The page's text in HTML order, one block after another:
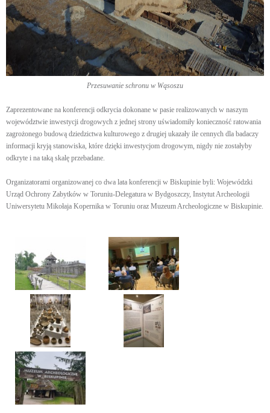
Przesuwanie schronu w Wąsoszu
Zaprezentowane na konferencji odkrycia dokonane w pasie realizowanych w naszym
województwie inwestycji drogowych z jednej strony uświadomiły konieczność ratowania
zagrożonego budową dziedzictwa kulturowego z drugiej ukazały ile cennych dla badaczy
informacji kryją stanowiska, które dzięki inwestycjom drogowym, nigdy nie zostałyby
odkryte i na taką skalę przebadane.
Organizatorami organizowanej co dwa lata konferencji w Biskupinie byli: Wojewódzki
Urząd Ochrony Zabytków w Toruniu-Delegatura w Bydgoszczy, Instytut Archeologii
Uniwersytetu Mikołaja Kopernika w Toruniu oraz Muzeum Archeologiczne w Biskupinie.